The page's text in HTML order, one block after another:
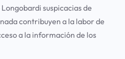
suspicacias de
contribuyen a la labor de
a la información de los